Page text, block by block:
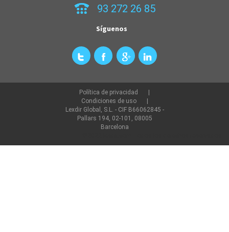
93 272 26 85
Síguenos
Política de privacidad
Condiciones de uso
Lexdir Global, S.L. - CIF B66062845 -
Pallars 194, 02-101, 08005
Barcelona